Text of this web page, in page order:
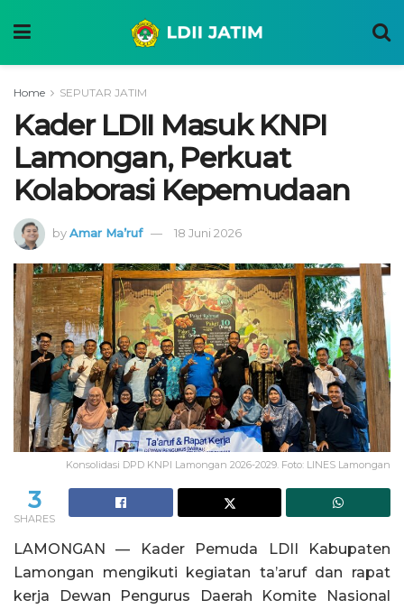
Home SEPUTAR JATIM
Kader LDII Masuk KNPI
Lamongan, Perkuat
Kolaborasi Kepemudaan
byAmar Ma’ruf 18 Juni 2026
Konsolidasi DPD KNPI Lamongan 2026-2029. Foto: LINES Lamongan
3
SHARES
LAMONGAN — Kader Pemuda LDII Kabupaten
Lamongan mengikuti kegiatan ta’aruf dan rapat
kerja Dewan Pengurus Daerah Komite Nasional